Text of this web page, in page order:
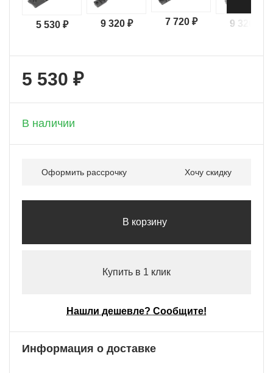
5 530 ₽ 9 320 ₽ 7 720 ₽ 9 320 ₽
5 530 ₽
В наличии
Оформить рассрочку Хочу скидку
В корзину
Купить в 1 клик
Нашли дешевле? Сообщите!
Информация о доставке